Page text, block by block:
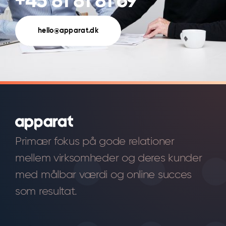
hello@apparat.dk
Primær fokus på gode relationer
mellem virksomheder og deres kunder
med målbar værdi og online succes
som resultat.